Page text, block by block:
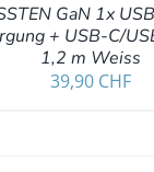
GaN 1x
+ USB-C/
1,2 m Weiss
39,90 CHF